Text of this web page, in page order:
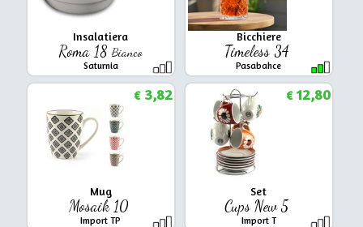
Insalatiera
Roma 18Bianco
Saturnia
Bicchiere
Timeless 34
Pasabahce
Mug
Mosaik 10
Import TP
€3,82
Set
Cups New 5
Import T
€12,80